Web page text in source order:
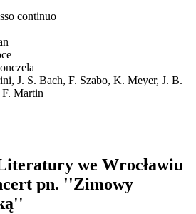
continuo
J. S. Bach, F. Szabo, K. Meyer, J. B.
Martin
we Wrocławiu
pn. ''Zimowy